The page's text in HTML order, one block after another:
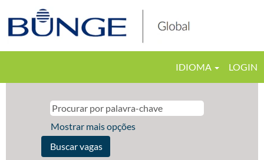
IDIOMA LOGIN
Mostrar mais opções